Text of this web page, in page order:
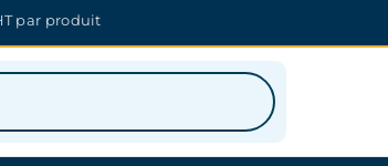
par produit